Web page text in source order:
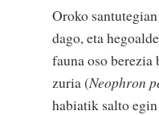
Oroko
dago, eta
fauna oso
zuria (Neophron
habiatik salto